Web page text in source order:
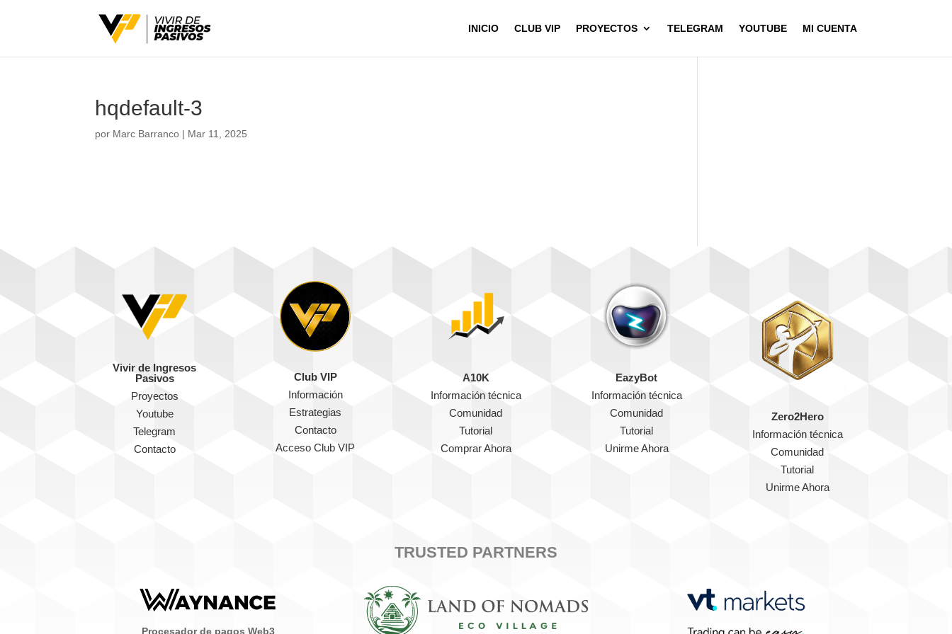
INICIO CLUB VIP PROYECTOS TELEGRAM YOUTUBE MI CUENTA
hqdefault-3
por Marc Barranco | Mar 11, 2025
Vivir de Ingresos
Pasivos
Proyectos
Youtube
Telegram
Contacto
Club VIP
Información
Estrategias
Contacto
Acceso Club VIP
A10K
Información técnica
Comunidad
Tutorial
Comprar Ahora
EazyBot
Información técnica
Comunidad
Tutorial
Unirme Ahora
Zero2Hero
Información técnica
Comunidad
Tutorial
Unirme Ahora
TRUSTED PARTNERS
Procesador de pagos Web3